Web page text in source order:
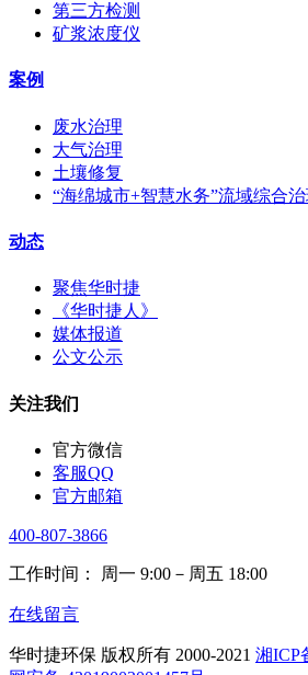
第三方检测
矿浆浓度仪
案例
废水治理
大气治理
土壤修复
“海绵城市+智慧水务”流域综合
动态
聚焦华时捷
《华时捷人》
媒体报道
公文公示
关注我们
官方微信
客服QQ
官方邮箱
400-807-3866
工作时间： 周一 9:00－周五 18:00
在线留言
华时捷环保 版权所有 2000-2021 湘ICP